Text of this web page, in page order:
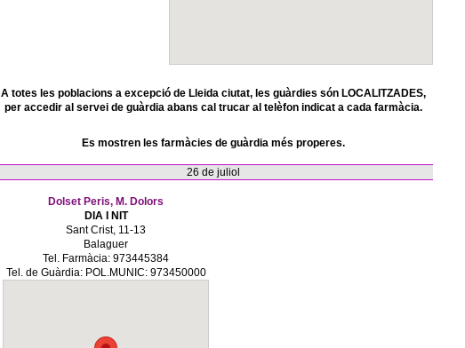
A totes les poblacions a excepció de Lleida ciutat, les guàrdies són LOCALITZADES,
per accedir al servei de guàrdia abans cal trucar al telèfon indicat a cada farmàcia.
Es mostren les farmàcies de guàrdia més properes.
26 de juliol
Dolset Peris, M. Dolors
DIA I NIT
Sant Crist, 11-13
Balaguer
Tel. Farmàcia: 973445384
Tel. de Guàrdia: POL.MUNIC: 973450000